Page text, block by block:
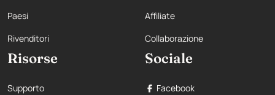
Paesi
Rivenditori
Affiliate
Collaborazione
Risorse
Supporto
Sociale
Facebook